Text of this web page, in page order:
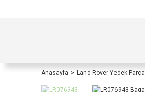
Anasayfa Land Rover Yedek Parça